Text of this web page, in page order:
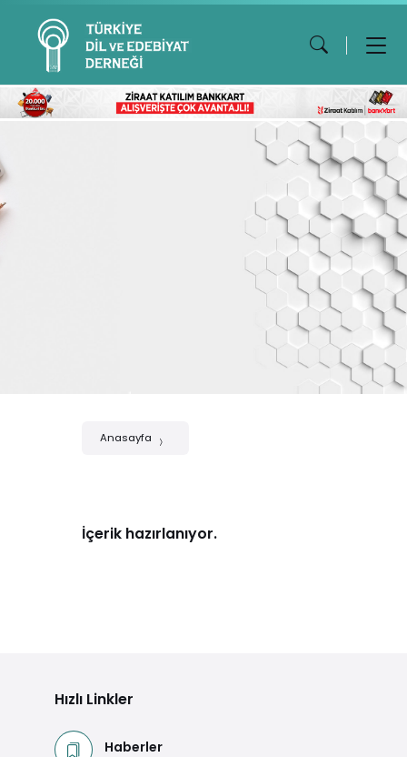
Anasayfa
İçerik hazırlanıyor.
Hızlı Linkler
Haberler